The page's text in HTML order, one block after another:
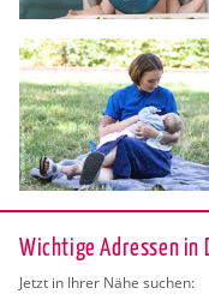
Wichtige Adressen in
Jetzt in Ihrer Nähe suchen: